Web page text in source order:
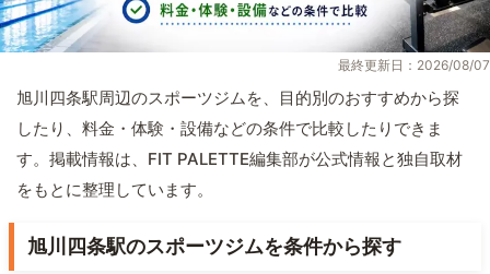
最終更新日：2026/08/07
旭川四条駅周辺のスポーツジムを、目的別のおすすめから探
したり、料金・体験・設備などの条件で比較したりできま
す。掲載情報は、FIT PALETTE編集部が公式情報と独自取材
をもとに整理しています。
旭川四条駅のスポーツジムを条件から探す